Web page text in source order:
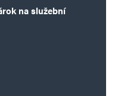
na služební